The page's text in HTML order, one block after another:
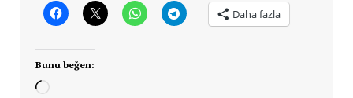
Daha fazla
Bunu beğen:
Yükleniyor...